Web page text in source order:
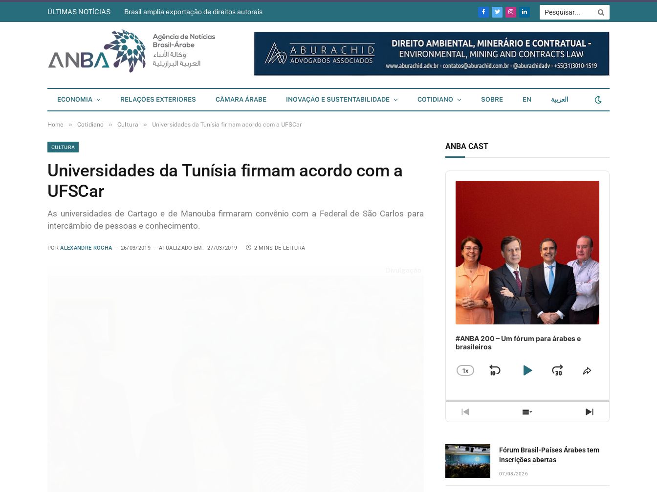
ÚLTIMAS NOTÍCIAS Brasil amplia exportação de direitos autorais
Facebook
TwitterInstagram
LinkedIn
ECONOMIA RELAÇÕES EXTERIORES CÂMARA ÁRABE INOVAÇÃO E SUSTENTABILIDADE COTIDIANO SOBRE EN العربية
Home » Cotidiano » Cultura » Universidades da Tunísia firmam acordo com a UFSCar
CULTURA
Universidades da Tunísia firmam acordo com a
UFSCar
As universidades de Cartago e de Manouba firmaram convênio com a Federal de São Carlos para
intercâmbio de pessoas e conhecimento.
POR ALEXANDRE ROCHA 26/03/2019 ATUALIZADO EM: 27/03/2019 2 MINS DE LEITURA
ANBA CAST
Audio
Player
#ANBA 200 – Um fórum para árabes e
brasileiros
CHANGE
1X
SKIPPLAYJUMP
PREVIOUS
EPISODE
SHOW
EPISODES
NEXT
EPISODE
Fórum Brasil-Países Árabes tem
inscrições abertas
07/08/2026